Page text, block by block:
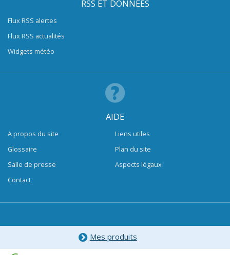
RSS ET DONNÉES
Flux RSS alertes
Flux RSS actualités
Widgets météo
AIDE
A propos du site
Glossaire
Salle de presse
Contact
Liens utiles
Plan du site
Aspects légaux
Mes produits